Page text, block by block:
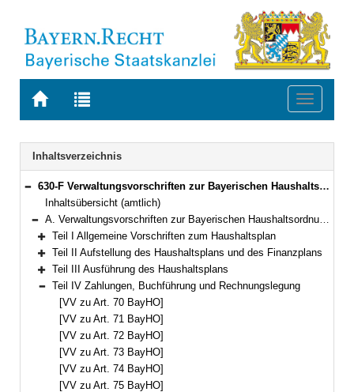
Zur
BAYERN.RECHT
Zur
letzten
Suche
Toggle
Navigation
Inhaltsverzeichnis
Bereich reduzieren
630-F Verwaltungsvorschriften zur Bayerischen Haushaltsordnung (VV-BayHO) Bekanntmachung des Bayerischen Staatsministeriums der Finanzen vom 5. Juli 1973, Az. 11 - H 1008/1 - 34 646 (FMBl. S. 259)
Inhaltsübersicht (amtlich)
Bereich reduzieren
A. Verwaltungsvorschriften zur Bayerischen Haushaltsordnung (VV-BayHO)
Bereich erweitern
Teil I Allgemeine Vorschriften zum Haushaltsplan
Bereich erweitern
Teil II Aufstellung des Haushaltsplans und des Finanzplans
Bereich erweitern
Teil III Ausführung des Haushaltsplans
Bereich reduzieren
Teil IV Zahlungen, Buchführung und Rechnungslegung
[VV zu Art. 70 BayHO]
[VV zu Art. 71 BayHO]
[VV zu Art. 72 BayHO]
[VV zu Art. 73 BayHO]
[VV zu Art. 74 BayHO]
[VV zu Art. 75 BayHO]